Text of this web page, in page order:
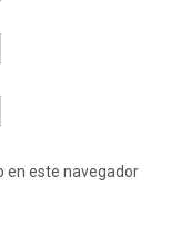
en este navegador